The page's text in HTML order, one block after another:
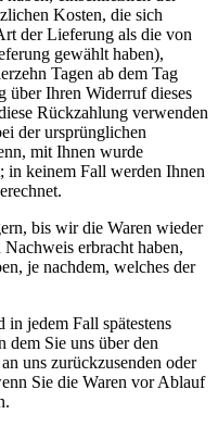
Kosten, die sich
der Lieferung als die von
gewählt haben),
Tagen ab dem Tag
über Ihren Widerruf dieses
Rückzahlung verwenden
der ursprünglichen
mit Ihnen wurde
in keinem Fall werden Ihnen
bis wir die Waren wieder
erbracht haben,
je nachdem, welches der
in jedem Fall spätestens
dem Sie uns über den
uns zurückzusenden oder
Sie die Waren vor Ablauf